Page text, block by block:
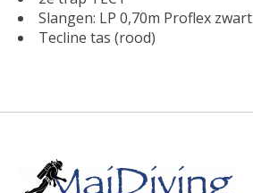
Slangen: LP 0,70m Proflex zwart
Tecline tas (rood)